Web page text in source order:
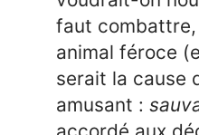
faut combattre,
animal féroce
serait la cause
amusant :